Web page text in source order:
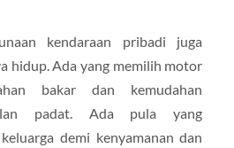
kendaraan pribadi juga
hidup. Ada yang memilih motor
bakar dan kemudahan
padat. Ada pula yang
demi kenyamanan dan